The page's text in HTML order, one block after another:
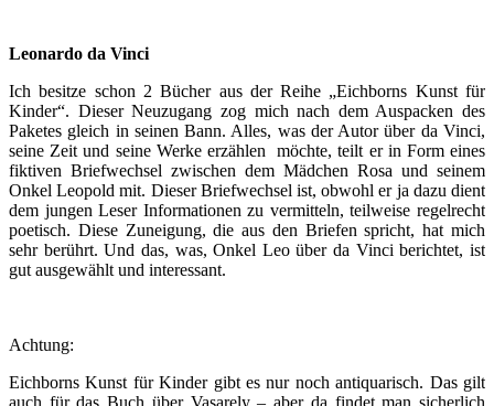
Leonardo da Vinci
Ich besitze schon 2 Bücher aus der Reihe „Eichborns Kunst für
Kinder“. Dieser Neuzugang zog mich nach dem Auspacken des
Paketes gleich in seinen Bann. Alles, was der Autor über da Vinci,
seine Zeit und seine Werke erzählen möchte, teilt er in Form eines
fiktiven Briefwechsel zwischen dem Mädchen Rosa und seinem
Onkel Leopold mit. Dieser Briefwechsel ist, obwohl er ja dazu dient
dem jungen Leser Informationen zu vermitteln, teilweise regelrecht
poetisch. Diese Zuneigung, die aus den Briefen spricht, hat mich
sehr berührt. Und das, was, Onkel Leo über da Vinci berichtet, ist
gut ausgewählt und interessant.
Achtung:
Eichborns Kunst für Kinder gibt es nur noch antiquarisch. Das gilt
auch für das Buch über Vasarely – aber da findet man sicherlich